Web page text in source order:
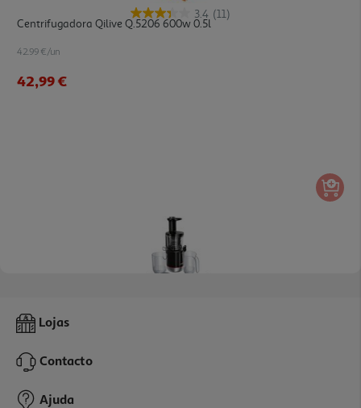
3.4 (11)
Centrifugadora Qilive Q.5206 600w 0.5l
42.99 €/un
42,99 €
Máquina De Sumos Slow Juicer Bosch Vitaextract Mesm731m 150
W Preto/inox
239,99 €
Lojas
Contacto
Ajuda